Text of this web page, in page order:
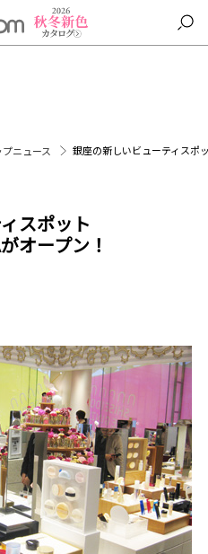
ニュース 銀座の新しいビューティスポ
スポット
オープン！